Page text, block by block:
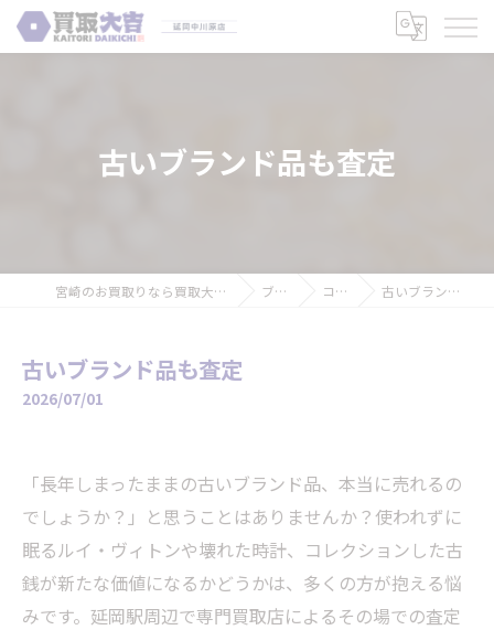
古いブランド品も査定
宮崎のお買取りなら買取大吉 延岡中川原店 ブログ コラム 古いブランド品も査定
古いブランド品も査定
2026/07/01
「長年しまったままの古いブランド品、本当に売れるの
でしょうか？」と思うことはありませんか？使われずに
眠るルイ・ヴィトンや壊れた時計、コレクションした古
銭が新たな価値になるかどうかは、多くの方が抱える悩
みです。延岡駅周辺で専門買取店によるその場での査定